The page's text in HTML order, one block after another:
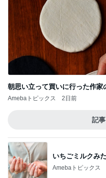
いちごミルクみ
Amebaトピックス
ジャンル人気記事ラン
インテリア・暮らし
【詐欺?!】
話の内容
進撃のおは
2